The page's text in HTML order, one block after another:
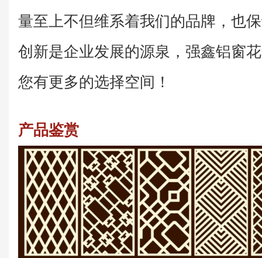
量至上不但维系着我们的品牌，也
创新是企业发展的源泉，强鑫铝窗
您有更多的选择空间！
产品鉴赏